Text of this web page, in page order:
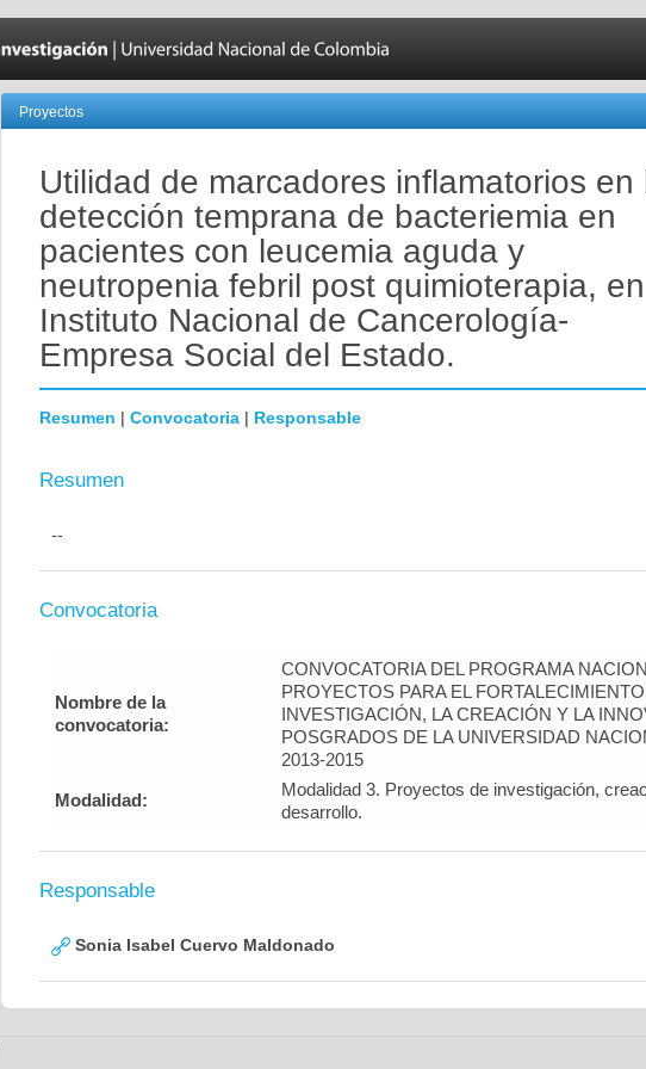
Proyectos
Utilidad de marcadores inflamatorios en
detección temprana de bacteriemia en
pacientes con leucemia aguda y
neutropenia febril post quimioterapia,
Instituto Nacional de Cancerología-
Empresa Social del Estado.
Resumen | Convocatoria | Responsable
Resumen
--
Convocatoria
Nombre de la
convocatoria:
CONVOCATORIA DEL PROGRAMA
PROYECTOS PARA EL
INVESTIGACIÓN, LA CREACIÓN Y LA
POSGRADOS DE LA UNIVERSIDAD
2013-2015
Modalidad:
Modalidad 3. Proyectos de investigación,
desarrollo.
Responsable
Sonia Isabel Cuervo Maldonado